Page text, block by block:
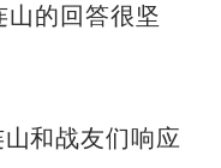
的回答很坚
和战友们响应